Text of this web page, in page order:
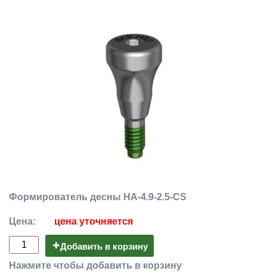
Формирователь десны HA-4.9-2.5-CS
Цена: цена уточняется
Добавить в корзину
Нажмите чтобы добавить в корзину